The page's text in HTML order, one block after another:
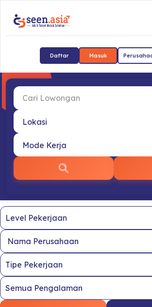
Daftar Masuk
Nama Perusahaan